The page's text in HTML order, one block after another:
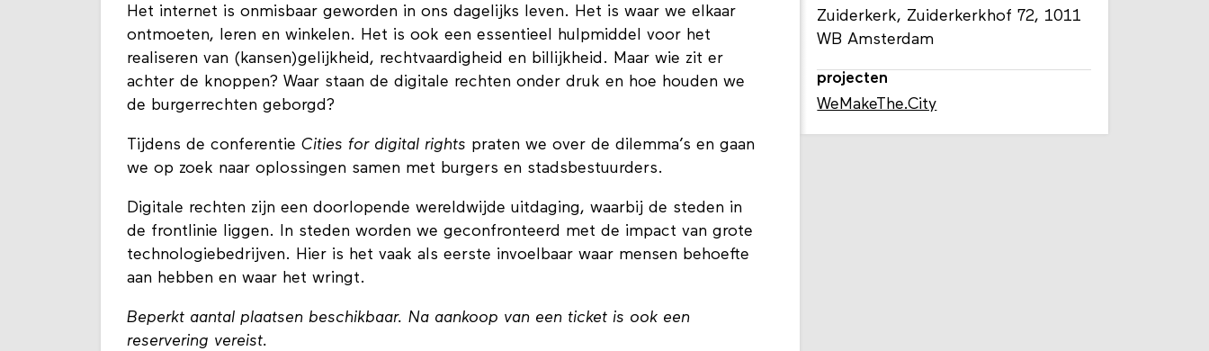
Het internet is onmisbaar geworden in ons dagelijks leven. Het is waar we elkaar
ontmoeten, leren en winkelen. Het is ook een essentieel hulpmiddel voor het
realiseren van (kansen)gelijkheid, rechtvaardigheid en billijkheid. Maar wie zit er
achter de knoppen? Waar staan de digitale rechten onder druk en hoe houden we
de burgerrechten geborgd?
Tijdens de conferentie Cities for digital rights praten we over de dilemma’s en gaan
we op zoek naar oplossingen samen met burgers en stadsbestuurders.
Digitale rechten zijn een doorlopende wereldwijde uitdaging, waarbij de steden in
de frontlinie liggen. In steden worden we geconfronteerd met de impact van grote
technologiebedrijven. Hier is het vaak als eerste invoelbaar waar mensen behoefte
aan hebben en waar het wringt.
Beperkt aantal plaatsen beschikbaar. Na aankoop van een ticket is ook een
reservering vereist.
Zuiderkerk, Zuiderkerkhof 72, 1011
WB Amsterdam
projecten
WeMakeThe.City